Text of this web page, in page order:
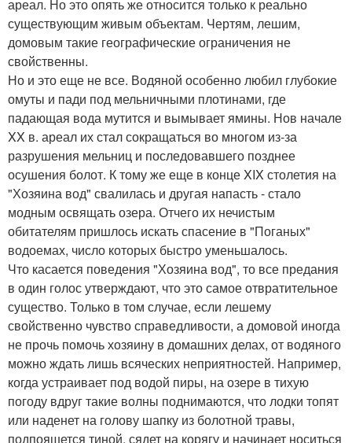
ареал. Но это опять же относится только к реально
существующим живым объектам. Чертям, лешим,
домовым такие географические ограничения не
свойственны.
Но и это еще не все. Водяной особенно любил глубокие
омуты и пади под мельничными плотинами, где
падающая вода мутится и вымывает ямины. Нов начале
XX в. ареал их стал сокращаться во многом из-за
разрушения мельниц и последовавшего позднее
осушения болот. К тому же еще в конце XIX столетия на
"Хозяина вод" свалилась и другая напасть - стало
модным освящать озера. Отчего их нечистым
обитателям пришлось искать спасение в "Поганых"
водоемах, число которых быстро уменьшалось.
Что касается поведения "Хозяина вод", то все предания
в один голос утверждают, что это самое отвратительное
существо. Только в том случае, если лешему
свойственно чувство справедливости, а домовой иногда
не прочь помочь хозяину в домашних делах, от водяного
можно ждать лишь всяческих неприятностей. Например,
когда устраивает под водой пиры, на озере в тихую
погоду вдруг такие волны поднимаются, что лодки топят
или наденет на голову шапку из болотной травы,
подпояшется тиной, сядет на корягу и начинает носиться